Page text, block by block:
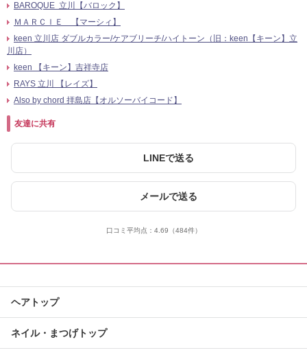
BAROQUE 立川【バロック】
ＭＡＲＣＩＥ 【マーシィ】
keen 立川店 ダブルカラー/ケアブリーチ/ハイトーン（旧：keen【キーン】立
川店）
keen 【キーン】吉祥寺店
RAYS 立川 【レイズ】
Also by chord 拝島店【オルソーバイコード】
友達に共有
LINEで送る
メールで送る
口コミ平均点： 4.69 （484件）
ヘアトップ
ネイル・まつげトップ